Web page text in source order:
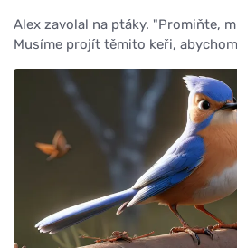
Alex zavolal na ptáky. "Promiňte,
Musíme projít těmito keři,